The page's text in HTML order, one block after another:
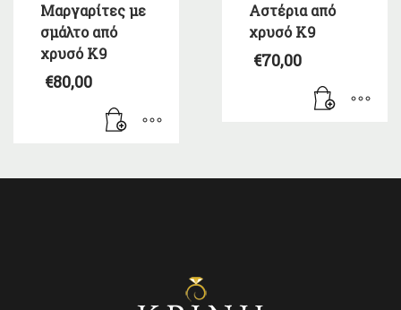
Μαργαρίτες με
σμάλτο από
χρυσό Κ9
€80,00
Αστέρια από
χρυσό Κ9
€70,00